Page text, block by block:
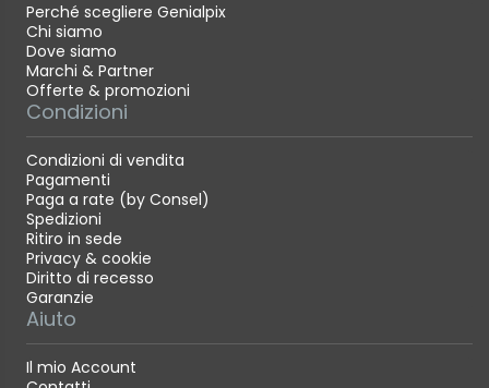
Perché scegliere Genialpix
Chi siamo
Dove siamo
Marchi & Partner
Offerte & promozioni
Condizioni
Condizioni di vendita
Pagamenti
Paga a rate (by Consel)
Spedizioni
Ritiro in sede
Privacy & cookie
Diritto di recesso
Garanzie
Aiuto
Il mio Account